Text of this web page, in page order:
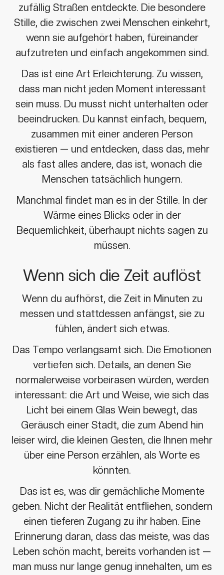
zufällig Straßen entdeckte. Die besondere
Stille, die zwischen zwei Menschen einkehrt,
wenn sie aufgehört haben, füreinander
aufzutreten und einfach angekommen sind.
Das ist eine Art Erleichterung. Zu wissen,
dass man nicht jeden Moment interessant
sein muss. Du musst nicht unterhalten oder
beeindrucken. Du kannst einfach, bequem,
zusammen mit einer anderen Person
existieren — und entdecken, dass das, mehr
als fast alles andere, das ist, wonach die
Menschen tatsächlich hungern.
Manchmal findet man es in der Stille. In der
Wärme eines Blicks oder in der
Bequemlichkeit, überhaupt nichts sagen zu
müssen.
Wenn sich die Zeit auflöst
Wenn du aufhörst, die Zeit in Minuten zu
messen und stattdessen anfängst, sie zu
fühlen, ändert sich etwas.
Das Tempo verlangsamt sich. Die Emotionen
vertiefen sich. Details, an denen Sie
normalerweise vorbeirasen würden, werden
interessant: die Art und Weise, wie sich das
Licht bei einem Glas Wein bewegt, das
Geräusch einer Stadt, die zum Abend hin
leiser wird, die kleinen Gesten, die Ihnen mehr
über eine Person erzählen, als Worte es
könnten.
Das ist es, was dir gemächliche Momente
geben. Nicht der Realität entfliehen, sondern
einen tieferen Zugang zu ihr haben. Eine
Erinnerung daran, dass das meiste, was das
Leben schön macht, bereits vorhanden ist —
man muss nur lange genug innehalten, um es